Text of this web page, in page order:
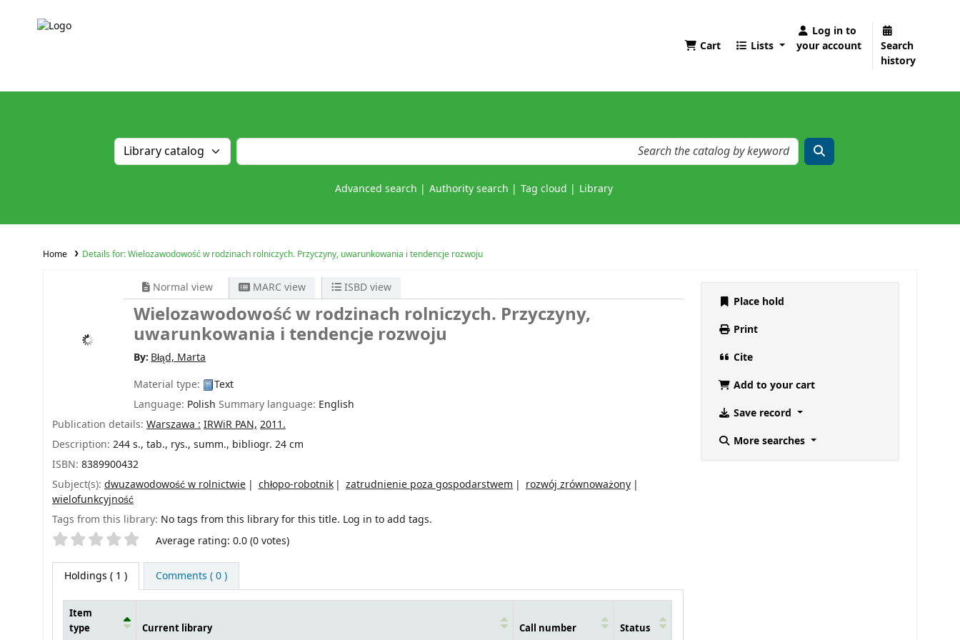
Cart Lists
Log in to
your account
Search
history
Advanced search Authority search Tag cloud Library
Home Details for:Wielozawodowość w rodzinach rolniczych. Przyczyny, uwarunkowania i tendencje rozwoju
Normal view MARC view ISBD view
Wielozawodowość w rodzinach rolniczych. Przyczyny,
uwarunkowania i tendencje rozwoju
By:Błąd, Marta
Material type:
Text
Language: Polish Summary language: English
Publication details: Warszawa : IRWiR PAN, 2011.
Description: 244 s., tab., rys., summ., bibliogr. 24 cm
ISBN: 8389900432
Subject(s): dwuzawodowość w rolnictwie chłopo-robotnik zatrudnienie poza gospodarstwem
rozwój zrównoważony
wielofunkcyjność
Tags from this library: No tags from this library for this title. Log in to add tags.
Star ratings Average rating: 0.0 (0 votes)
Holdings ( 1 ) Comments ( 0 )
Item
type
Current library Call number Status
Place hold
Print
Cite
Add to your cart
Save record
More searches